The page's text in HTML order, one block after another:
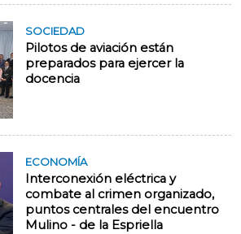
SOCIEDAD
Pilotos de aviación están
preparados para ejercer la
docencia
ECONOMÍA
Interconexión eléctrica y
combate al crimen organizado,
puntos centrales del encuentro
Mulino - de la Espriella